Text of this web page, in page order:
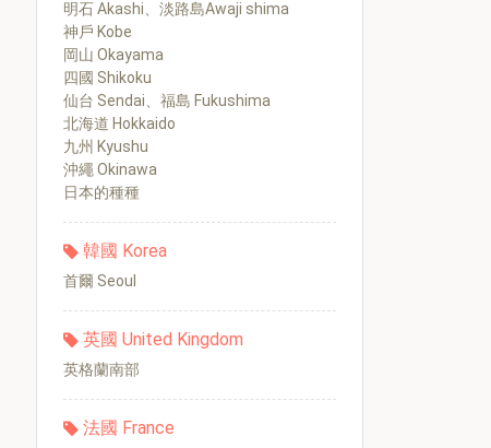
明石 Akashi、淡路島Awaji shima
神戶 Kobe
岡山 Okayama
四國 Shikoku
仙台 Sendai、福島 Fukushima
北海道 Hokkaido
九州 Kyushu
沖繩 Okinawa
日本的種種
韓國 Korea
首爾 Seoul
英國 United Kingdom
英格蘭南部
法國 France